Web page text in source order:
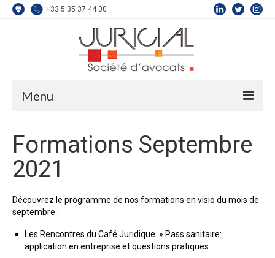
+33 5 35 37 44 00
Menu
Compétences
Droit du Travail
Droit de la Sécurité Sociale
Droit de la Protection Sociale
Droit de la Construction
Formations Septembre
2021
Découvrez le programme de nos formations en visio du mois de
septembre :
Les Rencontres du Café Juridique » Pass sanitaire:
application en entreprise et questions pratiques